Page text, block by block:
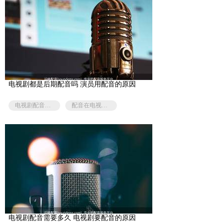
电视剧都是后期配音吗 演员用配音的原因
电视剧配音素材 配音在电视剧的作用
电视剧配音需要多久 电视剧要配音的原因